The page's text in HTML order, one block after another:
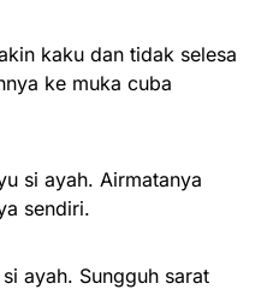
kaku dan tidak selesa
ke muka cuba
si ayah. Airmatanya
sendiri.
ayah. Sungguh sarat